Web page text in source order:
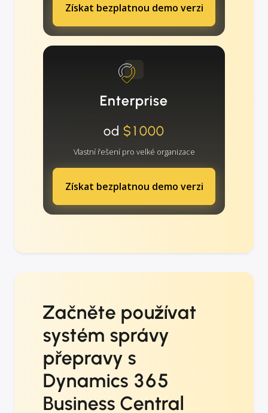
Získat bezplatnou demo verzi
Enterprise
od $1000
Vlastní řešení pro velké organizace
Získat bezplatnou demo verzi
Začněte používat
systém správy
přepravy s
Dynamics 365
Business Central